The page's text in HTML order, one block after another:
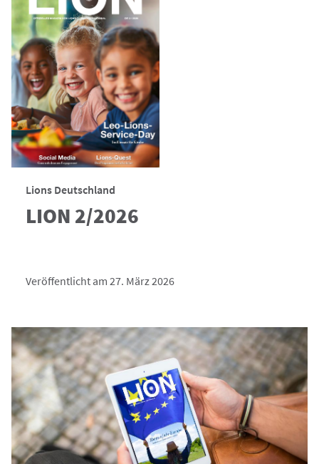
Lions Deutschland
LION 2/2026
Veröffentlicht am 27. März 2026